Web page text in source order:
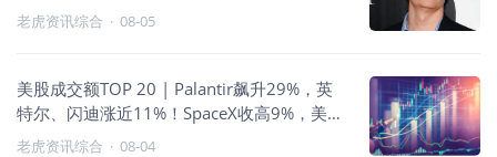
类似1987年的暴跌
老虎资讯综合 · 08-05
美股成交额TOP 20 | Palantir飙升29%，英
特尔、闪迪涨近11%！SpaceX收高9%，美
光、AMD大涨7%
老虎资讯综合 · 08-04